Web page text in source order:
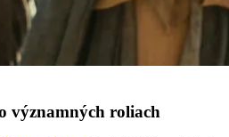
významných roliach